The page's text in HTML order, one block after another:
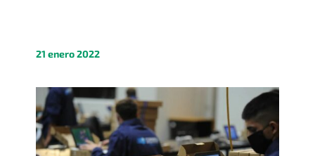
21 enero 2022